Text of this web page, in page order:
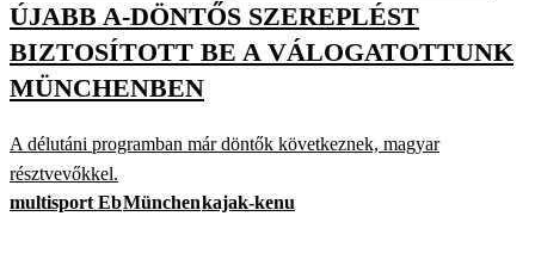
ÚJABB A-DÖNTŐS SZEREPLÉST
BIZTOSÍTOTT BE A VÁLOGATOTTUNK
MÜNCHENBEN
A délutáni programban már döntők következnek, magyar
résztvevőkkel.
multisport EbMünchenkajak-kenu